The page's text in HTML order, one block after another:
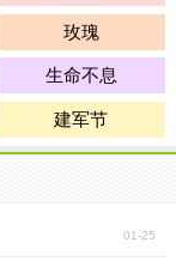
玫瑰
生命不息
建军节
01-25